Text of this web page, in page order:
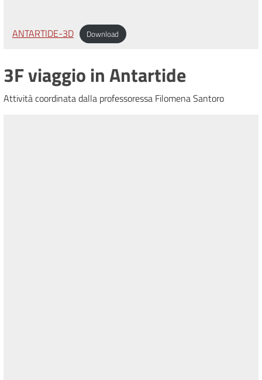
ANTARTIDE-3D Download
3F viaggio in Antartide
Attività coordinata dalla professoressa Filomena Santoro